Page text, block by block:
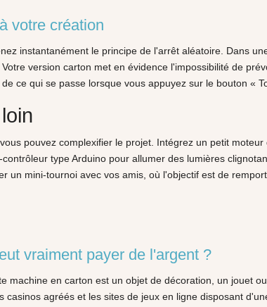
votre création
instantanément le principe de l'arrêt aléatoire. Dans
version carton met en évidence l'impossibilité de
ce qui se passe lorsque vous appuyez sur le bouton «
pouvez complexifier le projet. Intégrez un petit
type Arduino pour allumer des lumières
un mini-tournoi avec vos amis, où l'objectif est de
vraiment payer de l'argent ?
machine en carton est un objet de décoration, un jouet
casinos agréés et les sites de jeux en ligne disposant